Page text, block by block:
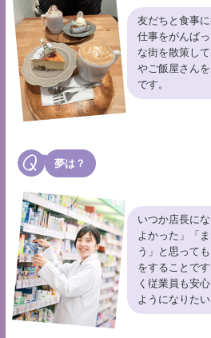
友だちと食事
仕事をがんば
な街を散策し
やご飯屋さん
です。
夢は？
いつか店長に
よかった」「
う」と思って
をすることで
く従業員も安
ようになりたい